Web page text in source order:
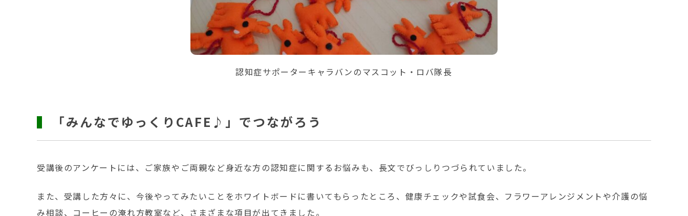
認知症サポーターキャラバンのマスコット・ロバ隊長
「みんなでゆっくりCAFE♪」でつながろう
受講後のアンケートには、ご家族やご両親など身近な方の認知症に関するお悩みも、長文でびっしりつづられていました。
また、受講した方々に、今後やってみたいことをホワイトボードに書いてもらったところ、健康チェックや試食会、フラワーアレンジメントや介護の悩
み相談、コーヒーの淹れ方教室など、さまざまな項目が出てきました。